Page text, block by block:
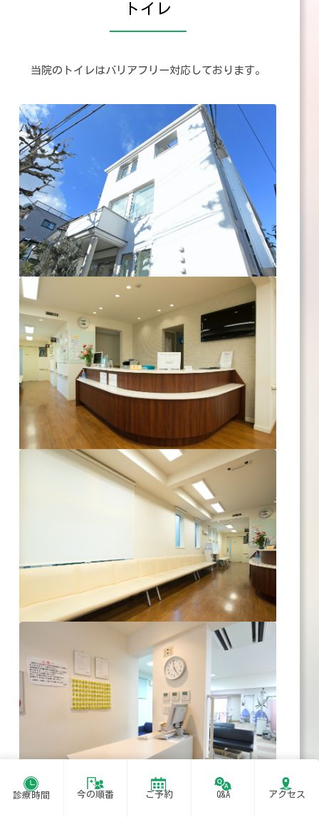
診療時間 今の順番 ご予約 Q&A アクセス
トイレ
当院のトイレはバリアフリー対応しております。